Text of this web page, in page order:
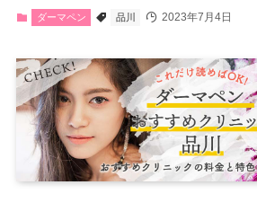
ダーマペン 品川 2023年7月4日